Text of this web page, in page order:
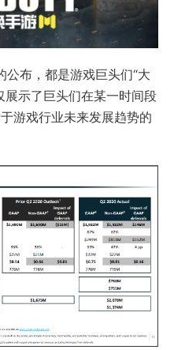
布，都是游戏巨头们“大
展示了巨头们在某一时间段
游戏行业未来发展趋势的